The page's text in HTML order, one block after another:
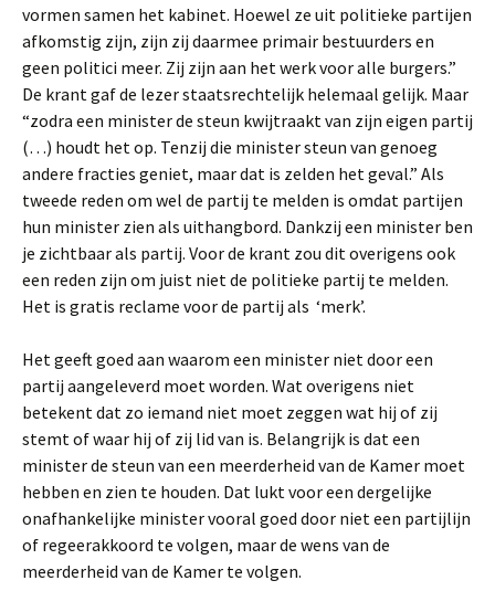
vormen samen het kabinet. Hoewel ze uit politieke partijen
afkomstig zijn, zijn zij daarmee primair bestuurders en
geen politici meer. Zij zijn aan het werk voor alle burgers.”
De krant gaf de lezer staatsrechtelijk helemaal gelijk. Maar
“zodra een minister de steun kwijtraakt van zijn eigen partij
(…) houdt het op. Tenzij die minister steun van genoeg
andere fracties geniet, maar dat is zelden het geval.” Als
tweede reden om wel de partij te melden is omdat partijen
hun minister zien als uithangbord. Dankzij een minister ben
je zichtbaar als partij. Voor de krant zou dit overigens ook
een reden zijn om juist niet de politieke partij te melden.
Het is gratis reclame voor de partij als ‘merk’.
Het geeft goed aan waarom een minister niet door een
partij aangeleverd moet worden. Wat overigens niet
betekent dat zo iemand niet moet zeggen wat hij of zij
stemt of waar hij of zij lid van is. Belangrijk is dat een
minister de steun van een meerderheid van de Kamer moet
hebben en zien te houden. Dat lukt voor een dergelijke
onafhankelijke minister vooral goed door niet een partijlijn
of regeerakkoord te volgen, maar de wens van de
meerderheid van de Kamer te volgen.